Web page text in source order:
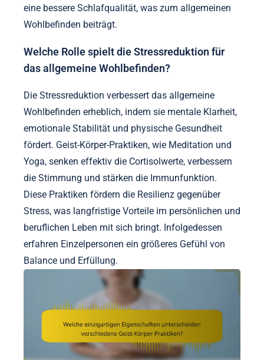
eine bessere Schlafqualität, was zum allgemeinen
Wohlbefinden beiträgt.
Welche Rolle spielt die Stressreduktion für
das allgemeine Wohlbefinden?
Die Stressreduktion verbessert das allgemeine
Wohlbefinden erheblich, indem sie mentale Klarheit,
emotionale Stabilität und physische Gesundheit
fördert. Geist-Körper-Praktiken, wie Meditation und
Yoga, senken effektiv die Cortisolwerte, verbessern
die Stimmung und stärken die Immunfunktion.
Diese Praktiken fördern die Resilienz gegenüber
Stress, was langfristige Vorteile im persönlichen und
beruflichen Leben mit sich bringt. Infolgedessen
erfahren Einzelpersonen ein größeres Gefühl von
Balance und Erfüllung.